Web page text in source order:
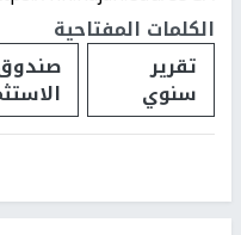
الكلمات المفتاحية
تقرير
سنوي